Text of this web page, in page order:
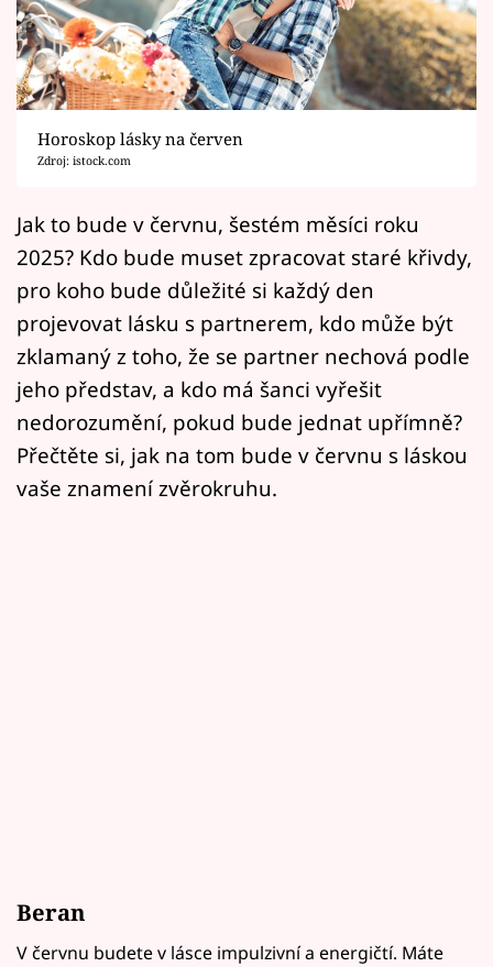
Sledujte prima+
Filmový festival Karlovy Vary
Přihlášení
Sledujte nás
Horoskop lásky na červen
Zdroj: istock.com
Jak to bude v červnu, šestém měsíci roku
2025? Kdo bude muset zpracovat staré křivdy,
pro koho bude důležité si každý den
projevovat lásku s partnerem, kdo může být
zklamaný z toho, že se partner nechová podle
jeho představ, a kdo má šanci vyřešit
nedorozumění, pokud bude jednat upřímně?
Přečtěte si, jak na tom bude v červnu s láskou
vaše znamení zvěrokruhu.
Beran
V červnu budete v lásce impulzivní a energičtí. Máte